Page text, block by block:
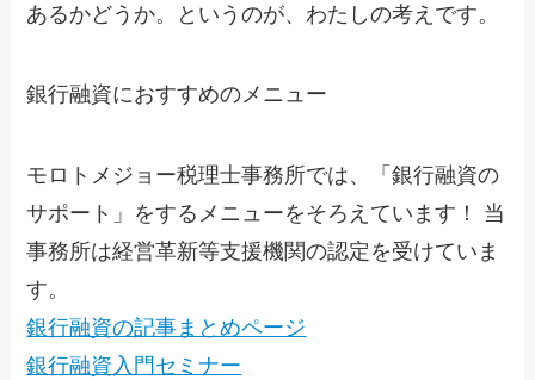
あるかどうか。というのが、わたしの考えです。
銀行融資におすすめのメニュー
モロトメジョー税理士事務所では、「銀行融資の
サポート」をするメニューをそろえています！ 当
事務所は経営革新等支援機関の認定を受けていま
す。
銀行融資の記事まとめページ
銀行融資入門セミナー